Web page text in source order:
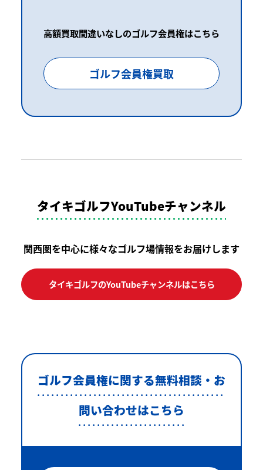
高額買取間違いなしのゴルフ会員権はこちら
ゴルフ会員権買取
タイキゴルフYouTubeチャンネル
関西圏を中心に様々なゴルフ場情報をお届けします
タイキゴルフのYouTubeチャンネルはこちら
ゴルフ会員権に関する無料相談・お
問い合わせはこちら